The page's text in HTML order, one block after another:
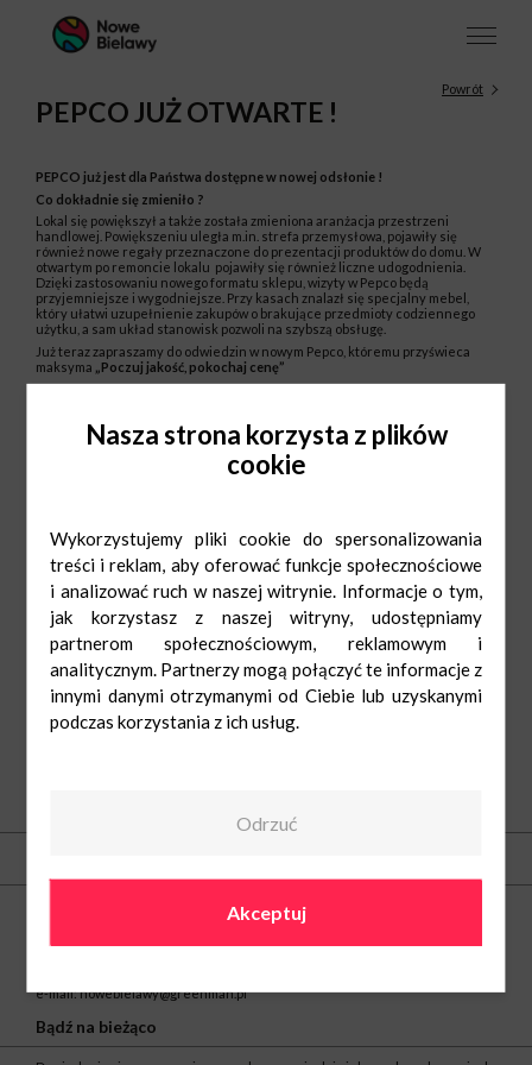
Powrót
PEPCO JUŻ OTWARTE !
PEPCO już jest dla Państwa dostępne w nowej odsłonie !
Co dokładnie się zmieniło ?
Lokal się powiększył a także została zmieniona aranżacja przestrzeni
handlowej. Powiększeniu uległa m.in. strefa przemysłowa, pojawiły się
również nowe regały przeznaczone do prezentacji produktów do domu. W
otwartym po remoncie lokalu pojawiły się również liczne udogodnienia.
Dzięki zastosowaniu nowego formatu sklepu, wizyty w Pepco będą
przyjemniejsze i wygodniejsze. Przy kasach znalazł się specjalny mebel,
który ułatwi uzupełnienie zakupów o brakujące przedmioty codziennego
użytku, a sam układ stanowisk pozwoli na szybszą obsługę.
Już teraz zapraszamy do odwiedzin w nowym Pepco, któremu przyświeca
maksyma „Poczuj jakość, pokochaj cenę”
87-100 Toruń
e-mail:nowebielawy@greenman.pl
Bądź na bieżąco
Nasza strona korzysta z plików
cookie
Wykorzystujemy pliki cookie do spersonalizowania
treści i reklam, aby oferować funkcje społecznościowe
i analizować ruch w naszej witrynie. Informacje o tym,
jak korzystasz z naszej witryny, udostępniamy
partnerom społecznościowym, reklamowym i
analitycznym. Partnerzy mogą połączyć te informacje z
innymi danymi otrzymanymi od Ciebie lub uzyskanymi
podczas korzystania z ich usług.
Odrzuć
Akceptuj